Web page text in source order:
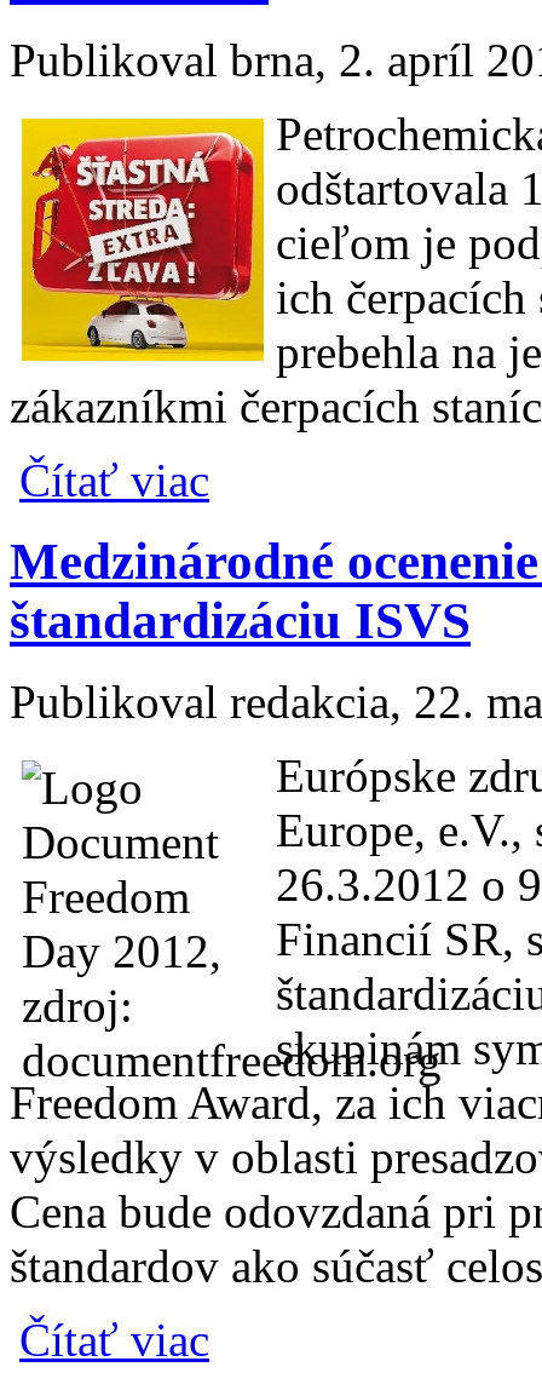
Publikoval brna, 2. apríl
odštartovala
cieľom je
ich
prebehla na
zákazníkmi čerpacích
Čítať viac
Medzinárodné
štandardizáciu ISVS
Publikoval redakcia, 22.
Európske
Europe,
26.3.2012 o
Financií SR,
skupinám
Freedom Award, za ich
výsledky v oblasti
Cena bude odovzdaná pri
štandardov ako súčasť
Čítať viac